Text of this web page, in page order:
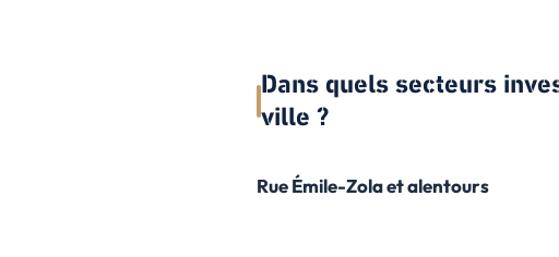
Dans quels secteurs
ville ?
Rue Émile-Zola et alentours